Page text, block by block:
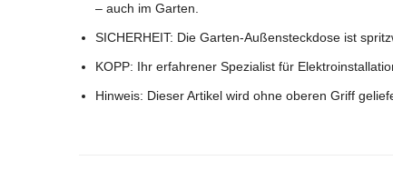
– auch im Garten.
SICHERHEIT: Die Garten-Außensteckdose ist
KOPP: Ihr erfahrener Spezialist für
Hinweis: Dieser Artikel wird ohne oberen Griff